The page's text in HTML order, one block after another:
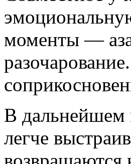
моменты —
В дальнейшем
легче